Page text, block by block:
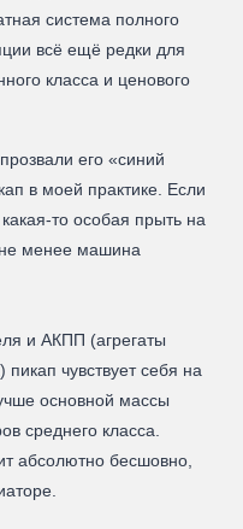
система полного
всё ещё редки для
класса и ценового
его «синий
в моей практике. Если
то особая прыть на
менее машина
и АКПП (агрегаты
пикап чувствует себя на
основной массы
среднего класса.
абсолютно бесшовно,